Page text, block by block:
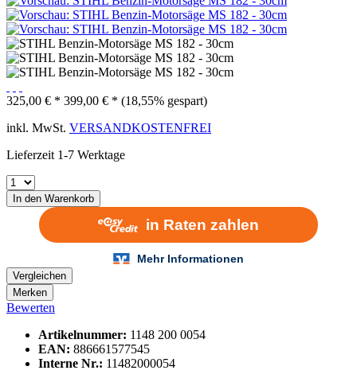
325,00 € * 399,00 € * (18,55% gespart)
inkl. MwSt. VERSANDKOSTENFREI
Lieferzeit 1-7 Werktage
In den Warenkorb
Vergleichen
Merken
Bewerten
Artikelnummer: 1148 200 0054
EAN: 886661577545
Interne Nr.: 11482000054